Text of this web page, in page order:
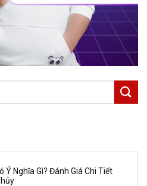
Ý Nghĩa Gì? Đánh Giá Chi Tiết